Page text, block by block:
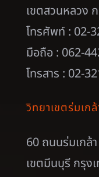
เขตสวนหลวง
โทรศัพท์ : 02-
มือถือ : 062-
โทรสาร : 02-
วิทยาเขตร่มเกล้
60 ถนนร่มเกล้
เขตมีนบุรี กรุง